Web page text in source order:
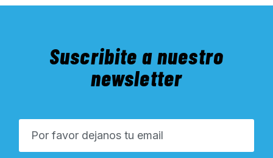
Suscribite a nuestro
newsletter